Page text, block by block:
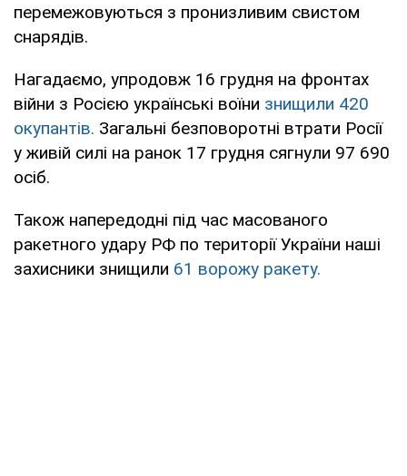
перемежовуються з пронизливим свистом
снарядів.
Нагадаємо, упродовж 16 грудня на фронтах
війни з Росією українські воїни знищили 420
окупантів. Загальні безповоротні втрати Росії
у живій силі на ранок 17 грудня сягнули 97 690
осіб.
Також напередодні під час масованого
ракетного удару РФ по території України наші
захисники знищили 61 ворожу ракету.